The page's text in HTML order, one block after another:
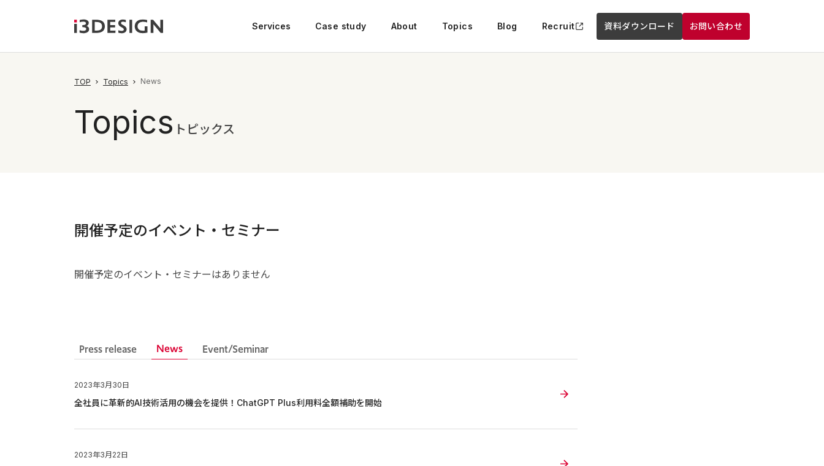
Services Case study About Topics Blog Recruit 資料ダウンロード お問い合わせ
TOP Topics News
Topics トピックス
開催予定のイベント・セミナー
開催予定のイベント・セミナーはありません
Press release News Event/Seminar
2023年3月30日
全社員に革新的AI技術活用の機会を提供！ChatGPT Plus利用料全額補助を開始
2023年3月22日